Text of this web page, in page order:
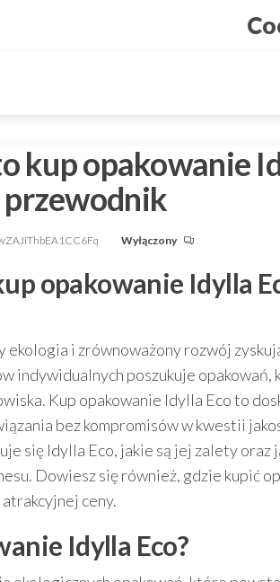
kup opakowanie
Wyłączony
opakowanie Idylla
ekologia i zrównoważony rozwój
indywidualnych poszukuje opakowań,
Kup opakowanie Idylla Eco to
bez kompromisów w kwestii
się Idylla Eco, jakie są jej zalety oraz
Dowiesz się również, gdzie kupić
ceny.
Idylla Eco?